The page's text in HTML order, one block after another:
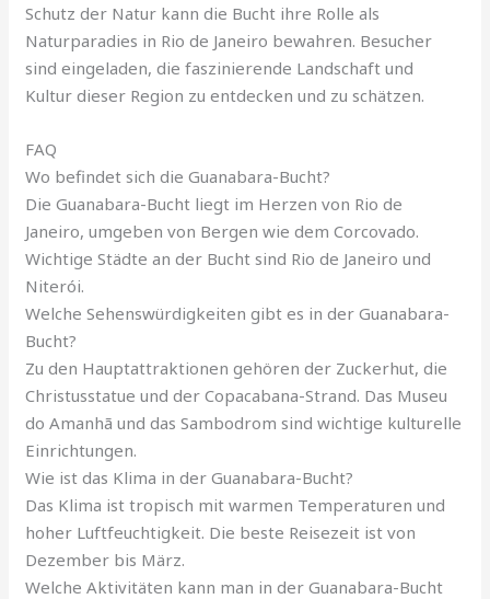
Schutz der Natur kann die Bucht ihre Rolle als
Naturparadies in Rio de Janeiro bewahren. Besucher
sind eingeladen, die faszinierende Landschaft und
Kultur dieser Region zu entdecken und zu schätzen.
FAQ
Wo befindet sich die Guanabara-Bucht?
Die Guanabara-Bucht liegt im Herzen von Rio de
Janeiro, umgeben von Bergen wie dem Corcovado.
Wichtige Städte an der Bucht sind Rio de Janeiro und
Niterói.
Welche Sehenswürdigkeiten gibt es in der Guanabara-
Bucht?
Zu den Hauptattraktionen gehören der Zuckerhut, die
Christusstatue und der Copacabana-Strand. Das Museu
do Amanhã und das Sambodrom sind wichtige kulturelle
Einrichtungen.
Wie ist das Klima in der Guanabara-Bucht?
Das Klima ist tropisch mit warmen Temperaturen und
hoher Luftfeuchtigkeit. Die beste Reisezeit ist von
Dezember bis März.
Welche Aktivitäten kann man in der Guanabara-Bucht